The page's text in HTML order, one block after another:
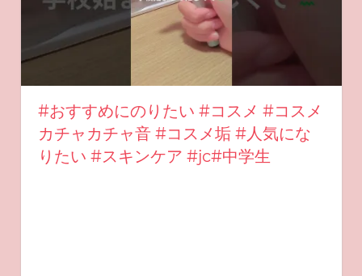
#おすすめにのりたい #コスメ #コスメ
カチャカチャ音 #コスメ垢 #人気にな
りたい #スキンケア #jc#中学生